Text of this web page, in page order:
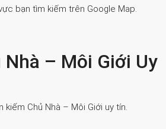
bạn tìm kiếm trên Google Map.
Nhà – Môi Giới Uy
kiếm Chủ Nhà – Môi Giới uy tín.